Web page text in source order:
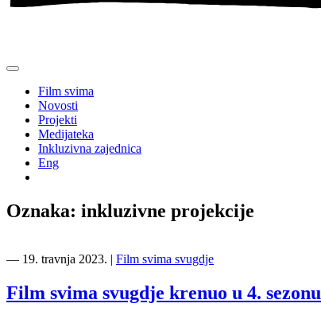
Film svima
Novosti
Projekti
Medijateka
Inkluzivna zajednica
Eng
Oznaka: inkluzivne projekcije
― 19. travnja 2023. | Film svima svugdje
Film svima svugdje krenuo u 4. sezonu